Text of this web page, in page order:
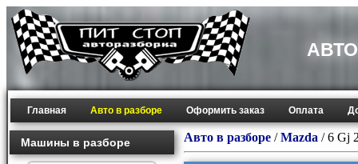
Главная Авто в разборе Оформить заказ Оплата
Машины в разборе Авто в разборе /Mazda /6 Gj